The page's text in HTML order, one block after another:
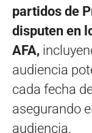
partidos de
disputen en
AFA,
audiencia
cada fecha
asegurando
audiencia.